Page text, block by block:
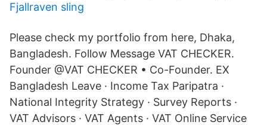
Fjallraven sling
Please check my portfolio from here, Dhaka,
Bangladesh. Follow Message VAT CHECKER.
Founder @VAT CHECKER • Co-Founder. EX
Bangladesh Leave · Income Tax Paripatra ·
National Integrity Strategy · Survey Reports ·
VAT Advisors · VAT Agents · VAT Online Service